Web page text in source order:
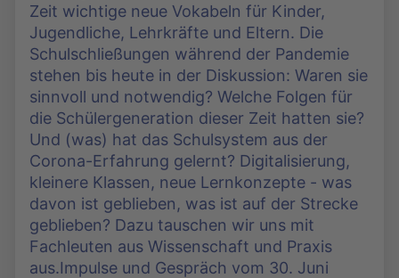
Zeit wichtige neue Vokabeln für Kinder,
Jugendliche, Lehrkräfte und Eltern. Die
Schulschließungen während der Pandemie
stehen bis heute in der Diskussion: Waren sie
sinnvoll und notwendig? Welche Folgen für
die Schülergeneration dieser Zeit hatten sie?
Und (was) hat das Schulsystem aus der
Corona-Erfahrung gelernt? Digitalisierung,
kleinere Klassen, neue Lernkonzepte - was
davon ist geblieben, was ist auf der Strecke
geblieben? Dazu tauschen wir uns mit
Fachleuten aus Wissenschaft und Praxis
aus.Impulse und Gespräch vom 30. Juni